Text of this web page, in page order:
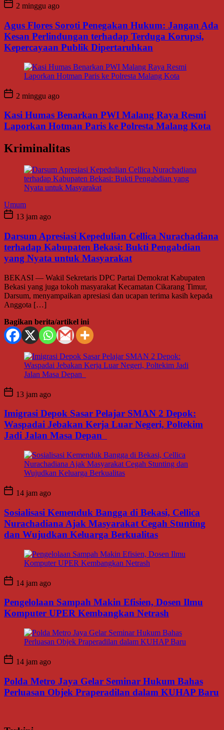
2 minggu ago
Agus Flores Soroti Penegakan Hukum: Jangan Ada
Kesan Perlindungan terhadap Terduga Korupsi,
Kepercayaan Publik Dipertaruhkan
2 minggu ago
Kasi Humas Benarkan PWI Malang Raya Resmi
Laporkan Hotman Paris ke Polresta Malang Kota
Kriminalitas
Umum
13 jam ago
Darsum Apresiasi Kepedulian Cellica Nurachadiana
terhadap Kabupaten Bekasi: Bukti Pengabdian
yang Nyata untuk Masyarakat
BEKASI — Wakil Sekretaris DPC Partai Demokrat Kabupaten
Bekasi yang juga tokoh masyarakat Kecamatan Cikarang Timur,
Darsum, menyampaikan apresiasi dan ucapan terima kasih kepada
Anggota […]
Bagikan berita/artikel ini
13 jam ago
Imigrasi Depok Sasar Pelajar SMAN 2 Depok:
Waspadai Jebakan Kerja Luar Negeri, Poltekim
Jadi Jalan Masa Depan
14 jam ago
Sosialisasi Kemenduk Bangga di Bekasi, Cellica
Nurachadiana Ajak Masyarakat Cegah Stunting
dan Wujudkan Keluarga Berkualitas
14 jam ago
Pengelolaan Sampah Makin Efisien, Dosen Ilmu
Komputer UPER Kembangkan Netrash
14 jam ago
Polda Metro Jaya Gelar Seminar Hukum Bahas
Perluasan Objek Praperadilan dalam KUHAP Baru